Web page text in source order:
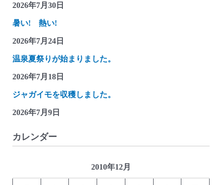
雑
記
同
募
金
が、
貯
箱
身)
2026年7月30日
暑い! 熱い!
2026年7月24日
温泉夏祭りが始まりました。
2026年7月18日
ジャガイモを収穫しました。
2026年7月9日
カレンダー
2010年12月